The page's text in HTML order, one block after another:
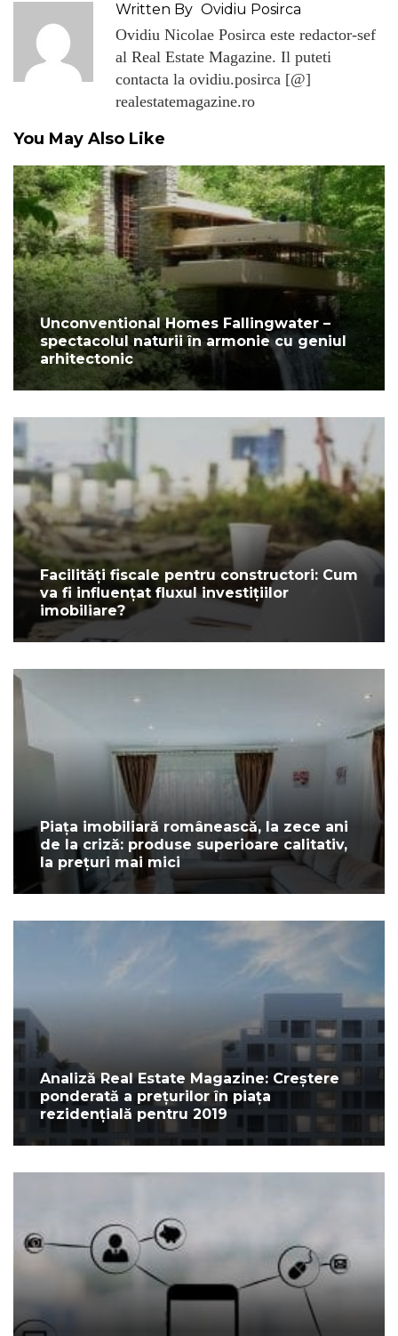
Written By Ovidiu Posirca
Ovidiu Nicolae Posirca este redactor-sef
al Real Estate Magazine. Il puteti
contacta la ovidiu.posirca [@]
realestatemagazine.ro
You May Also Like
Unconventional Homes Fallingwater –
spectacolul naturii în armonie cu geniul
arhitectonic
Facilități fiscale pentru constructori: Cum
va fi influențat fluxul investițiilor
imobiliare?
Piața imobiliară românească, la zece ani
de la criză: produse superioare calitativ,
la prețuri mai mici
Analiză Real Estate Magazine: Creștere
ponderată a prețurilor în piața
rezidențială pentru 2019